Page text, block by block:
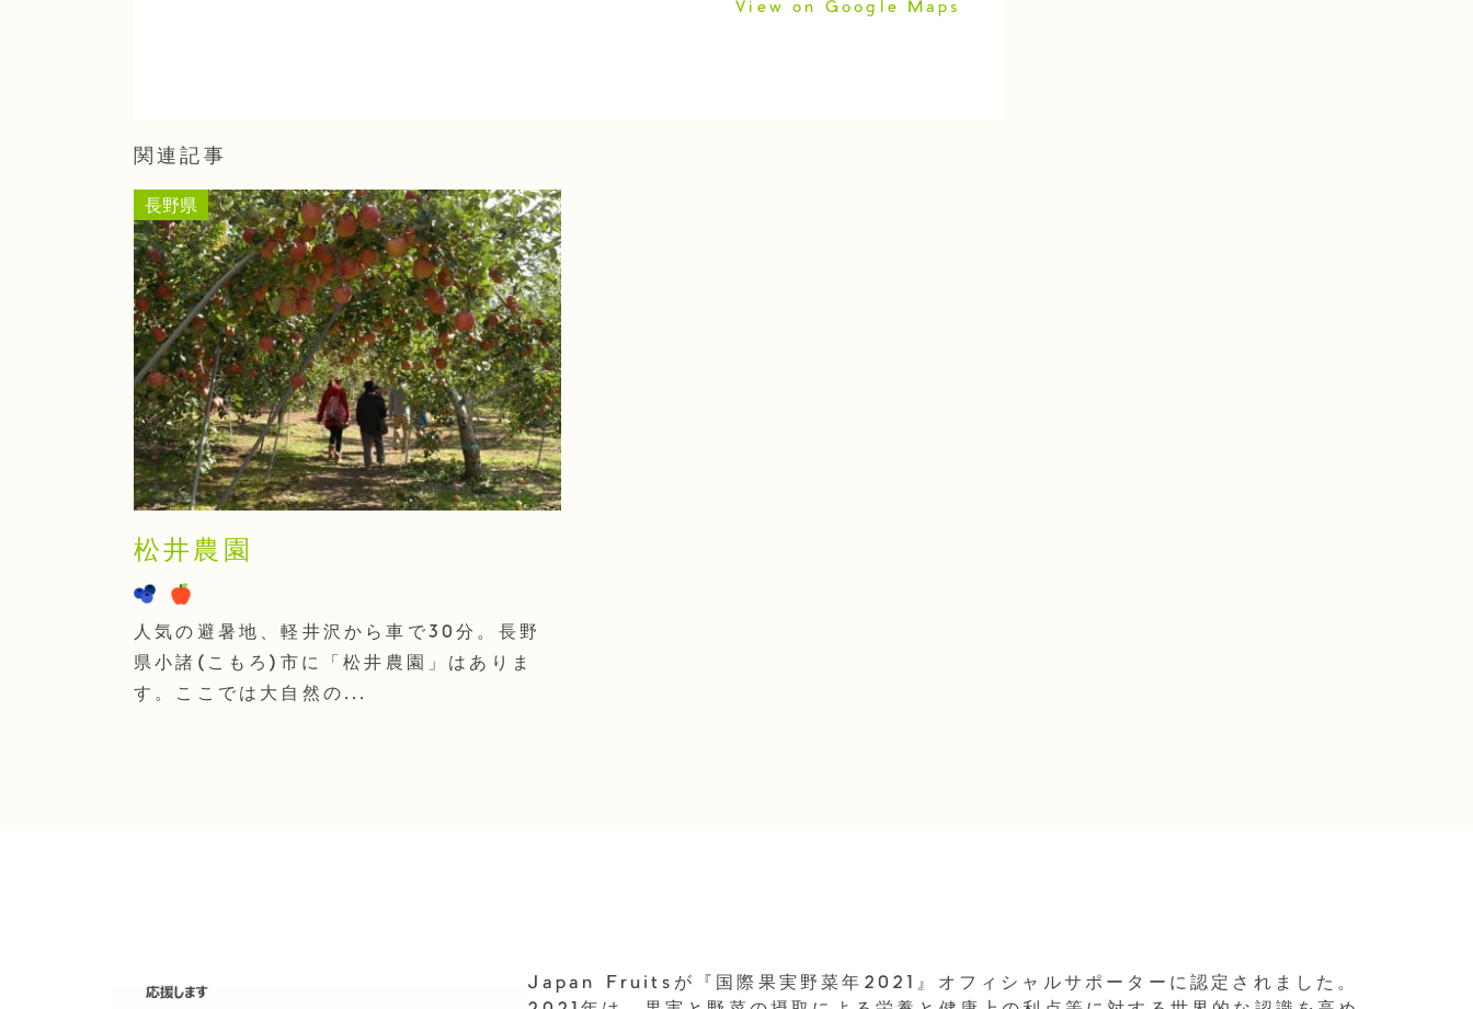
View on Google Maps
関連記事
長野県
松井農園
人気の避暑地、軽井沢から車で30分。長野
県小諸(こもろ)市に「松井農園」はありま
す。ここでは大自然の...
Japan Fruitsが『国際果実野菜年2021』オフィシャルサポーターに認定されました。